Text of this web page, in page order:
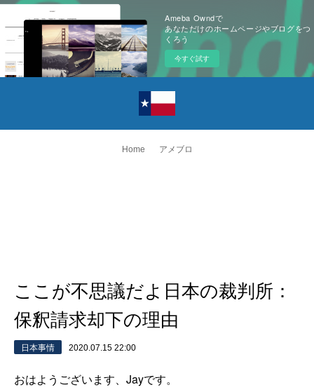
Ameba Owndで
あなただけのホームページやブログをつ
くろう
今すぐ試す
Home アメブロ
ここが不思議だよ日本の裁判所：
保釈請求却下の理由
日本事情 2020.07.15 22:00
おはようございます、Jayです。